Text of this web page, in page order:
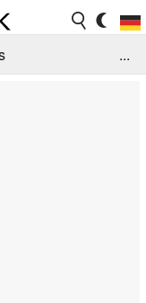
...